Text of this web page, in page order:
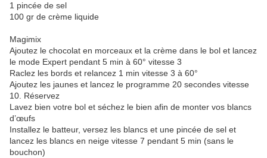
1 pincée de sel
100 gr de crème liquide
Magimix
Ajoutez le chocolat en morceaux et la crème dans le bol et lancez
le mode Expert pendant 5 min à 60° vitesse 3
Raclez les bords et relancez 1 min vitesse 3 à 60°
Ajoutez les jaunes et lancez le programme 20 secondes vitesse
10. Réservez
Lavez bien votre bol et séchez le bien afin de monter vos blancs
d’œufs
Installez le batteur, versez les blancs et une pincée de sel et
lancez les blancs en neige vitesse 7 pendant 5 min (sans le
bouchon)